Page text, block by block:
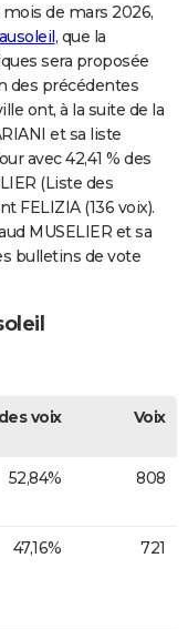
de mars 2026,
, que la
sera proposée
des précédentes
ont, à la suite de la
et sa liste
avec 42,41 % des
(Liste des
FELIZIA (136 voix).
MUSELIER et sa
bulletins de vote
voix Voix
52,84% 808
47,16% 721